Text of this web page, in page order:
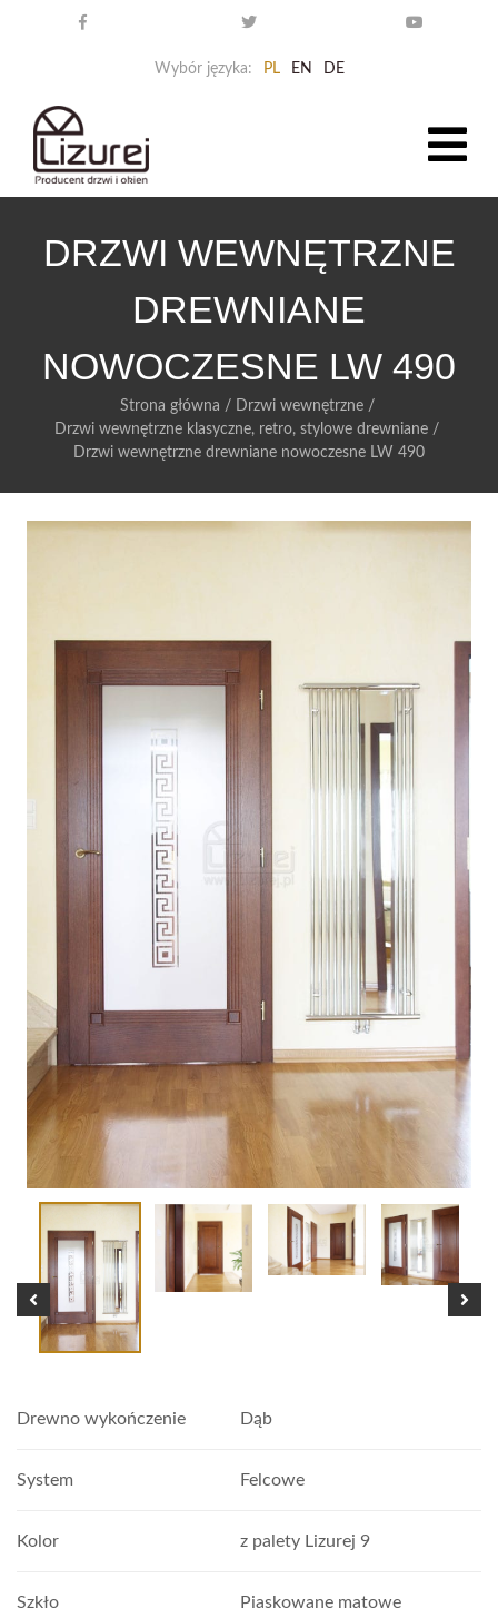
Wybór języka: PL EN DE
DRZWI WEWNĘTRZNE
DREWNIANE
NOWOCZESNE LW 490
Strona główna / Drzwi wewnętrzne/
Drzwi wewnętrzne klasyczne, retro, stylowe drewniane /
Drzwi wewnętrzne drewniane nowoczesne LW 490
Drewno wykończenie Dąb
System Felcowe
Kolor z palety Lizurej 9
Szkło Piaskowane matowe